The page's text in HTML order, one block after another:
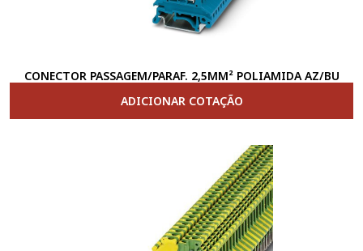
CONECTOR PASSAGEM/PARAF. 2,5MM² POLIAMIDA AZ/BU
ADICIONAR COTAÇÃO